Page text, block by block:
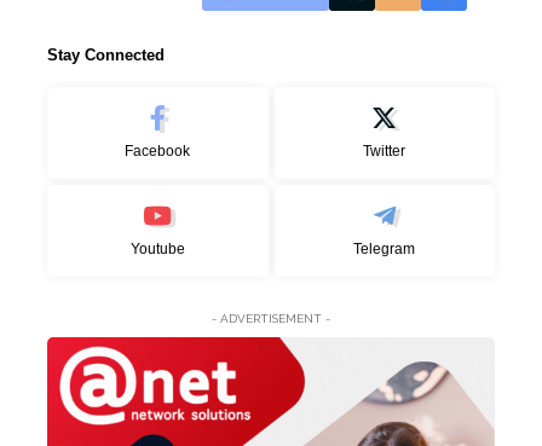
Stay Connected
Facebook Twitter
Youtube Telegram
- ADVERTISEMENT -